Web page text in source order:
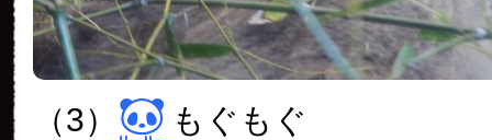
（3） もぐもぐ